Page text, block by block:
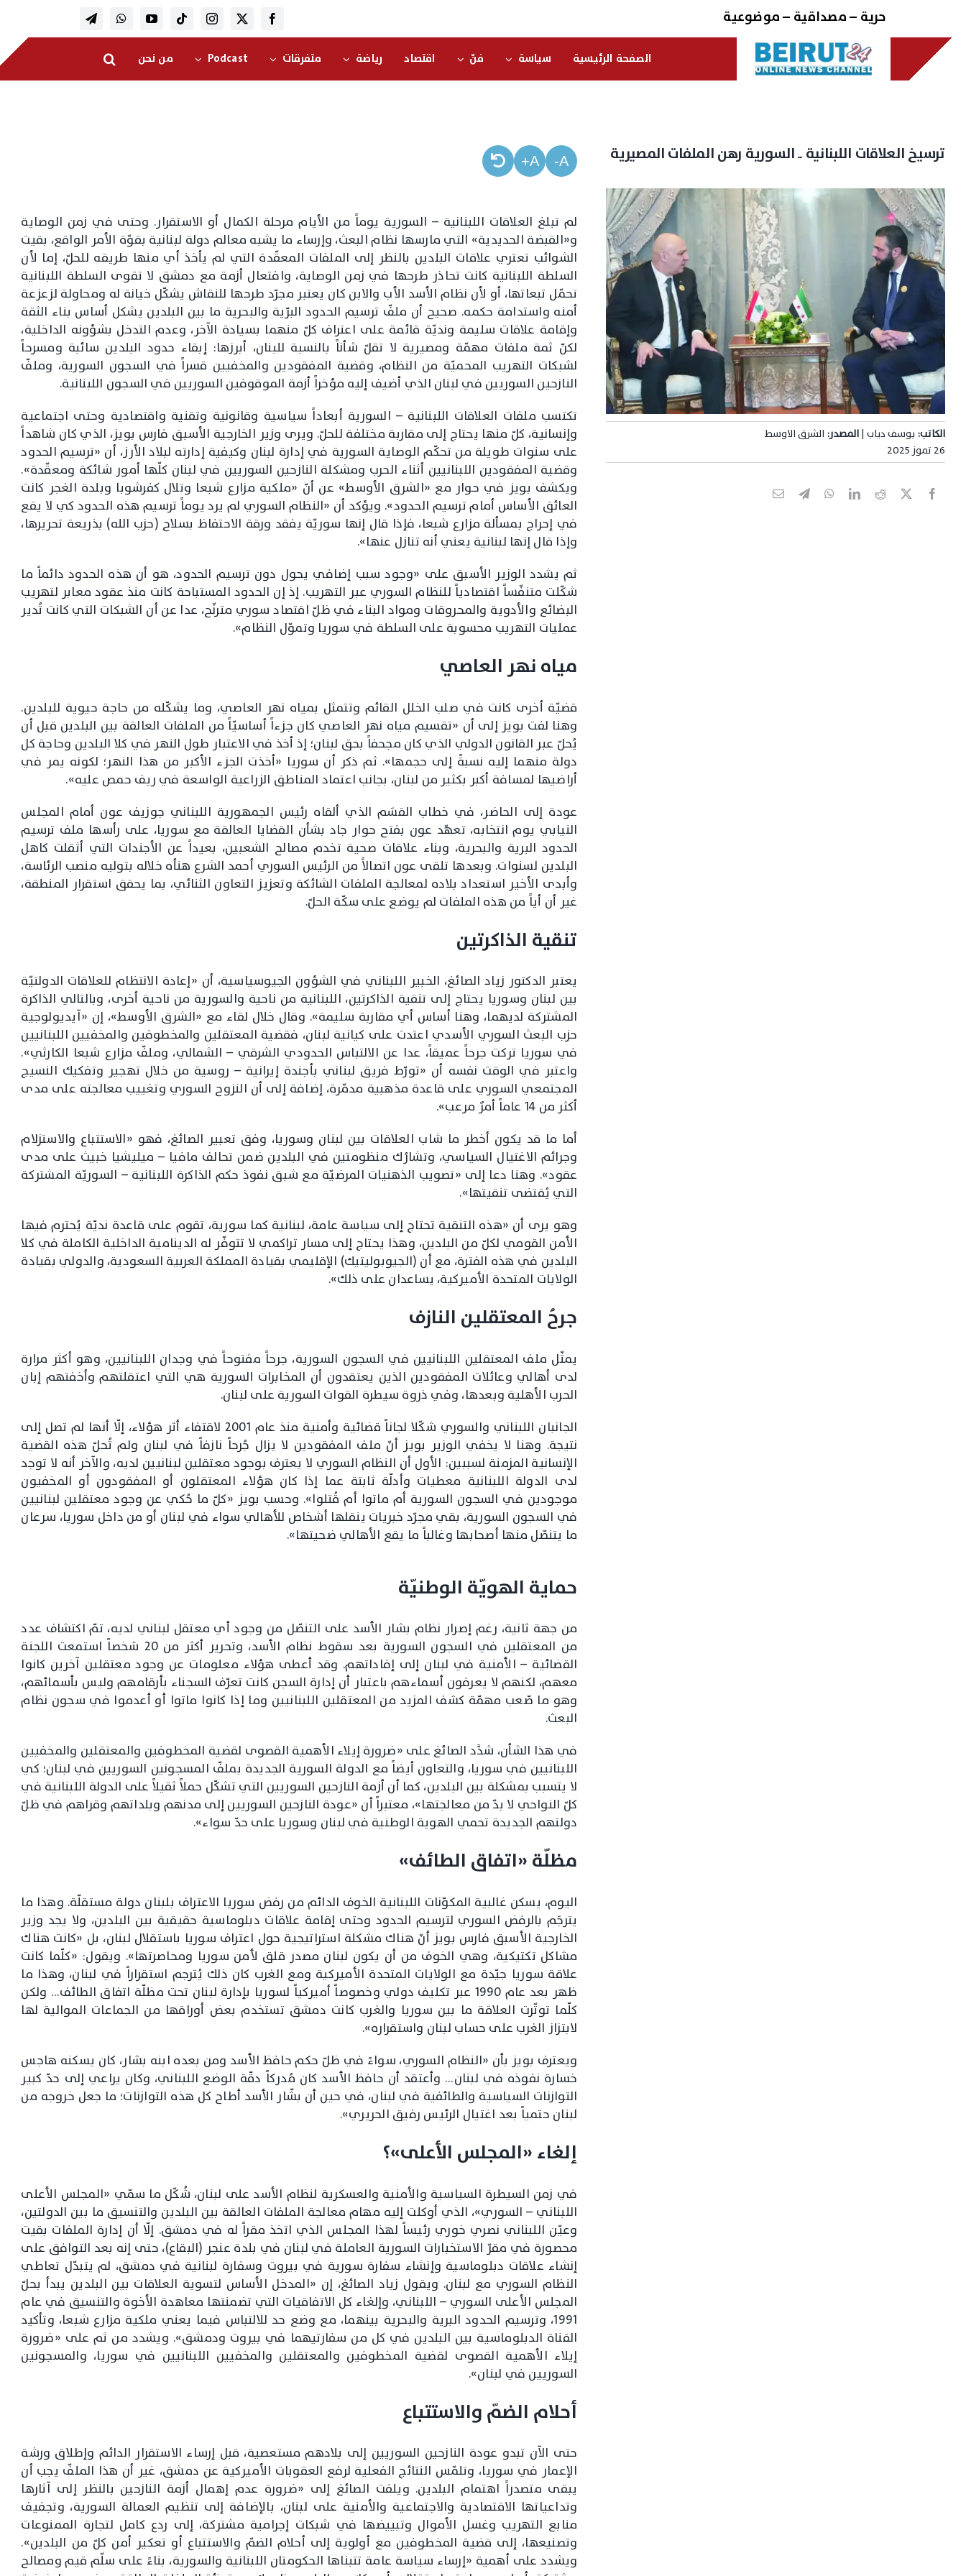
content
حرية – مصداقية – موضوعية
الصفحة الرئيسية سياسة فنّ اقتصاد رياضة متفرقات Podcast من نحن
ترسيخ العلاقات اللبنانية ــ السورية رهن الملفات المصيرية
الكاتب: يوسف دياب |المصدر: الشرق الاوسط
26 تموز 2025
A-
A+
لم تبلغ العلاقات اللبنانية – السورية يوماً من الأيام مرحلة الكمال أو الاستقرار. وحتى في زمن الوصاية
و«القبضة الحديدية» التي مارسها نظام البعث، وإرساء ما يشبه معالم دولة لبنانية بقوّة الأمر الواقع، بقيت
الشوائب تعتري علاقات البلدين بالنظر إلى الملفات المعقّدة التي لم يأخذ أي منها طريقه للحلّ، إما لأن
السلطة اللبنانية كانت تحاذر طرحها في زمن الوصاية، وافتعال أزمة مع دمشق لا تقوى السلطة اللبنانية
تحمّل تبعاتها، أو لأن نظام الأسد الأب والابن كان يعتبر مجرّد طرحها للنقاش يشكّل خيانة له ومحاولة لزعزعة
أمنه واستدامة حكمه. صحيح أن ملفّ ترسيم الحدود البرّية والبحرية ما بين البلدين يشكل أساس بناء الثقة
وإقامة علاقات سليمة ونديّة قائمة على اعتراف كلّ منهما بسيادة الآخر، وعدم التدخل بشؤونه الداخلية،
لكنّ ثمة ملفات مهمّة ومصيرية لا تقلّ شأناً بالنسبة للبنان، أبرزها: إبقاء حدود البلدين سائبة ومسرحاً
لشبكات التهريب المحميّة من النظام، وقضية المفقودين والمخفيين قسراً في السجون السورية، وملفّ
النازحين السوريين في لبنان الذي أضيف إليه مؤخراً أزمة الموقوفين السوريين في السجون اللبنانية.
تكتسب ملفات العلاقات اللبنانية – السورية أبعاداً سياسية وقانونية وتقنية واقتصادية وحتى اجتماعية
وإنسانية، كلّ منها يحتاج إلى مقاربة مختلفة للحلّ. ويرى وزير الخارجية الأسبق فارس بويز، الذي كان شاهداً
على سنوات طويلة من تحكّم الوصاية السورية في إدارة لبنان وكيفية إدارته لبلاد الأرز، أن «ترسيم الحدود
وقضية المفقودين اللبنانيين أثناء الحرب ومشكلة النازحين السوريين في لبنان كلّها أمور شائكة ومعقّدة».
ويكشف بويز في حوار مع «الشرق الأوسط» عن أنّ «ملكية مزارع شبعا وتلال كفرشوبا وبلدة الغجر كانت
العائق الأساس أمام ترسيم الحدود». ويؤكد أن «النظام السوري لم يرد يوماً ترسيم هذه الحدود كي لا يقع
في إحراج بمسألة مزارع شبعا، فإذا قال إنها سوريّة يفقد ورقة الاحتفاظ بسلاح (حزب الله) بذريعة تحريرها،
وإذا قال إنها لبنانية يعني أنه تنازل عنها».
ثم يشدد الوزير الأسبق على «وجود سبب إضافي يحول دون ترسيم الحدود، هو أن هذه الحدود دائماً ما
شكّلت متنفّساً اقتصادياً للنظام السوري عبر التهريب. إذ إن الحدود المستباحة كانت منذ عقود معابر لتهريب
البضائع والأدوية والمحروقات ومواد البناء في ظلّ اقتصاد سوري مترنّح، عدا عن أن الشبكات التي كانت تُدير
عمليات التهريب محسوبة على السلطة في سوريا وتموّل النظام».
مياه نهر العاصي
قضيّة أخرى كانت في صلب الخلل القائم وتتمثل بمياه نهر العاصي، وما يشكّله من حاجة حيوية للبلدين.
وهنا لفت بويز إلى أن «تقسيم مياه نهر العاصي كان جزءاً أساسيّاً من الملفات العالقة بين البلدين قبل أن
يُحلّ عبر القانون الدولي الذي كان مجحفاً بحق لبنان؛ إذ أخذ في الاعتبار طول النهر في كلا البلدين وحاجة كل
دولة منهما إليه نسبةً إلى حجمها». ثم ذكر أن سوريا «أخذت الجزء الأكبر من هذا النهر؛ لكونه يمر في
أراضيها لمسافة أكبر بكثير من لبنان، بجانب اعتماد المناطق الزراعية الواسعة في ريف حمص عليه».
عودة إلى الحاضر، في خطاب القسَم الذي ألقاه رئيس الجمهورية اللبناني جوزيف عون أمام المجلس
النيابي يوم انتخابه، تعهّد عون بفتح حوار جاد بشأن القضايا العالقة مع سوريا، على رأسها ملف ترسيم
الحدود البرية والبحرية، وبناء علاقات صحية تخدم مصالح الشعبين، بعيداً عن الأجندات التي أثقلت كاهل
البلدين لسنوات. وبعدها تلقى عون اتصالاً من الرئيس السوري أحمد الشرع هنأه خلاله بتوليه منصب الرئاسة،
وأبدى الأخير استعداد بلاده لمعالجة الملفات الشائكة وتعزيز التعاون الثنائي، بما يحقق استقرار المنطقة،
غير أن أياً من هذه الملفات لم يوضع على سكّة الحلّ.
تنقية الذاكرتين
يعتبر الدكتور زياد الصائغ، الخبير اللبناني في الشؤون الجيوسياسية، أن «إعادة الانتظام للعلاقات الدولتيّة
بين لبنان وسوريا يحتاج إلى تنقية الذاكرتين، اللبنانية من ناحية والسورية من ناحية أخرى، وبالتالي الذاكرة
المشتركة لديهما، وهنا أساس أي مقاربة سليمة». وقال خلال لقاء مع «الشرق الأوسط»، إن «آيديولوجية
حزب البعث السوري الأسدي اعتدت على كيانية لبنان، فقضية المعتقلين والمخطوفين والمخفيين اللبنانيين
في سوريا تركت جرحاً عميقاً، عدا عن الالتباس الحدودي الشرقي – الشمالي، وملفّ مزارع شبعا الكارثي».
واعتبر في الوقت نفسه أن «تورّط فريق لبناني بأجندة إيرانية – روسية من خلال تهجير وتفكيك النسيج
المجتمعي السوري على قاعدة مذهبية مدمّرة، إضافة إلى أن النزوح السوري وتغييب معالجته على مدى
أكثر من 14 عاماً أمرٌ مرعب».
أما ما قد يكون أخطر ما شاب العلاقات بين لبنان وسوريا، وفق تعبير الصائغ، فهو «الاستتباع والاستزلام
وجرائم الاغتيال السياسي، وتشارُك منظومتين في البلدين ضمن تحالف مافيا – ميليشيا خبيث على مدى
عقود». وهنا دعا إلى «تصويب الذهنيات المرضيّة مع شبق نفوذ حكم الذاكرة اللبنانية – السوريّة المشتركة
التي يُقتضى تنقيتها».
وهو يرى أن «هذه التنقية تحتاج إلى سياسة عامة، لبنانية كما سورية، تقوم على قاعدة نديّة يُحترم فيها
الأمن القومي لكلّ من البلدين، وهذا يحتاج إلى مسار تراكمي لا تتوفّر له الدينامية الداخلية الكاملة في كلا
البلدين في هذه الفترة، مع أن (الجيوبوليتيك) الإقليمي بقيادة المملكة العربية السعودية، والدولي بقيادة
الولايات المتحدة الأميركية، يساعدان على ذلك».
جرحُ المعتقلين النازف
يمثّل ملف المعتقلين اللبنانيين في السجون السورية، جرحاً مفتوحاً في وجدان اللبنانيين، وهو أكثر مرارة
لدى أهالي وعائلات المفقودين الذين يعتقدون أن المخابرات السورية هي التي اعتقلتهم وأخفتهم إبان
الحرب الأهلية وبعدها، وفي ذروة سيطرة القوات السورية على لبنان.
الجانبان اللبناني والسوري شكّلا لجاناً قضائية وأمنية منذ عام 2001 لاقتفاء أثر هؤلاء، إلّا أنها لم تصل إلى
نتيجة. وهنا لا يخفي الوزير بويز أنّ ملف المفقودين لا يزال جُرحاً نازفاً في لبنان ولم تُحلّ هذه القضية
الإنسانية المزمنة لسببين: الأول أن النظام السوري لا يعترف بوجود معتقلين لبنانيين لديه، والآخر أنه لا توجد
لدى الدولة اللبنانية معطيات وأدلّة ثابتة عما إذا كان هؤلاء المعتقلون أو المفقودون أو المخفيون
موجودين في السجون السورية أم ماتوا أم قُتلوا». وحسب بويز «كلّ ما حُكي عن وجود معتقلين لبنانيين
في السجون السورية، بقي مجرّد خبريات ينقلها أشخاص للأهالي سواء في لبنان أو من داخل سوريا، سرعان
ما يتنصّل منها أصحابها وغالباً ما يقع الأهالي ضحيتها».
حماية الهويّة الوطنيّة
من جهة ثانية، رغم إصرار نظام بشار الأسد على التنصّل من وجود أي معتقل لبناني لديه، تمّ اكتشاف عدد
من المعتقلين في السجون السورية بعد سقوط نظام الأسد، وتحرير أكثر من 20 شخصاً استمعت اللجنة
القضائية – الأمنية في لبنان إلى إفاداتهم. وقد أعطى هؤلاء معلومات عن وجود معتقلين آخرين كانوا
معهم، لكنهم لا يعرفون أسماءهم باعتبار أن إدارة السجن كانت تعرّف السجناء بأرقامهم وليس بأسمائهم،
وهو ما صّعب مهمّة كشف المزيد من المعتقلين اللبنانيين وما إذا كانوا ماتوا أو أعدموا في سجون نظام
البعث.
في هذا الشأن، شدَّد الصائغ على «ضرورة إيلاء الأهمية القصوى لقضية المخطوفين والمعتقلين والمخفيين
اللبنانيين في سوريا، والتعاون أيضاً مع الدولة السورية الجديدة بملفّ المسجونين السوريين في لبنان؛ كي
لا يتسبب بمشكلة بين البلدين، كما أن أزمة النازحين السوريين التي تشكّل حملاً ثقيلاً على الدولة اللبنانية في
كلّ النواحي لا بدّ من معالجتها»، معتبراً أن «عودة النازحين السوريين إلى مدنهم وبلداتهم وقراهم في ظلّ
دولتهم الجديدة تحمي الهوية الوطنية في لبنان وسوريا على حدّ سواء».
مظلّة «اتفاق الطائف»
اليوم، يسكن غالبية المكوّنات اللبنانية الخوف الدائم من رفض سوريا الاعتراف بلبنان دولة مستقلّة. وهذا ما
يترجَم بالرفض السوري لترسيم الحدود وحتى إقامة علاقات دبلوماسية حقيقية بين البلدين، ولا يجد وزير
الخارجية الأسبق فارس بويز أنّ هناك مشكلة استراتيجية حول اعتراف سوريا باستقلال لبنان، بل «كانت هناك
مشاكل تكتيكية، وهي الخوف من أن يكون لبنان مصدر قلق لأمن سوريا ومحاصرتها». ويقول: «كلّما كانت
علاقة سوريا جيّدة مع الولايات المتحدة الأميركية ومع الغرب كان ذلك يُترجم استقراراً في لبنان، وهذا ما
ظهر بعد عام 1990 عبر تكليف دولي وخصوصاً أميركياً لسوريا بإدارة لبنان تحت مظلّة اتفاق الطائف… ولكن
كلّما توتّرت العلاقة ما بين سوريا والغرب كانت دمشق تستخدم بعض أوراقها من الجماعات الموالية لها
لابتزاز الغرب على حساب لبنان واستقراره».
ويعترف بويز بأن «النظام السوري، سواءً في ظلّ حكم حافظ الأسد ومن بعده ابنه بشار، كان يسكنه هاجس
خسارة نفوذه في لبنان… وأعتقد أن حافظ الأسد كان مُدركاً دقّة الوضع اللبناني، وكان يراعي إلى حدّ كبير
التوازنات السياسية والطائفية في لبنان، في حين أن بشّار الأسد أطاح كل هذه التوازنات؛ ما جعل خروجه من
لبنان حتمياً بعد اغتيال الرئيس رفيق الحريري».
إلغاء «المجلس الأعلى»؟
في زمن السيطرة السياسية والأمنية والعسكرية لنظام الأسد على لبنان، شُكّل ما سمّي «المجلس الأعلى
اللبناني – السوري»، الذي أوكلت إليه مهام معالجة الملفات العالقة بين البلدين والتنسيق ما بين الدولتين،
وعيّن اللبناني نصري خوري رئيساً لهذا المجلس الذي اتخذ مقراً له في دمشق. إلّا أن إدارة الملفات بقيت
محصورة في مقرّ الاستخبارات السورية العاملة في لبنان في بلدة عنجر (البقاع)، حتى إنه بعد التوافق على
إنشاء علاقات دبلوماسية وإنشاء سفارة سورية في بيروت وسفارة لبنانية في دمشق، لم يتبدّل تعاطي
النظام السوري مع لبنان. ويقول زياد الصائغ، إن «المدخل الأساس لتسوية العلاقات بين البلدين يبدأ بحلّ
المجلس الأعلى السوري – اللبناني، وإلغاء كل الاتفاقيات التي تضمنتها معاهدة الأخوة والتنسيق في عام
1991، وترسيم الحدود البرية والبحرية بينهما، مع وضع حد للالتباس فيما يعني ملكية مزارع شبعا، وتأكيد
القناة الدبلوماسية بين البلدين في كل من سفارتيهما في بيروت ودمشق». ويشدد من ثم على «ضرورة
إيلاء الأهمية القصوى لقضية المخطوفين والمعتقلين والمخفيين اللبنانيين في سوريا، والمسجونين
السوريين في لبنان».
أحلام الضمّ والاستتباع
حتى الآن تبدو عودة النازحين السوريين إلى بلادهم مستعصية، قبل إرساء الاستقرار الدائم وإطلاق ورشة
الإعمار في سوريا، وتلمّس النتائج الفعلية لرفع العقوبات الأميركية عن دمشق، غير أن هذا الملفّ يجب أن
يبقى متصدراً اهتمام البلدين. ويلفت الصائغ إلى «ضرورة عدم إهمال أزمة النازحين بالنظر إلى آثارها
وتداعياتها الاقتصادية والاجتماعية والأمنية على لبنان، بالإضافة إلى تنظيم العمالة السورية، وتجفيف
منابع التهريب وغسل الأموال وتبييضها في شبكات إجرامية مشتركة، إلى ردع كامل لتجارة الممنوعات
وتصنيعها، إلى قضية المخطوفين مع أولوية إلى أحلام الضمّ والاستتباع أو تعكير أمن كلّ من البلدين».
ويشدد على أهمية «إرساء سياسة عامة تتبناها الحكومتان اللبنانية والسورية، بناءً على سلّم قيم ومصالح